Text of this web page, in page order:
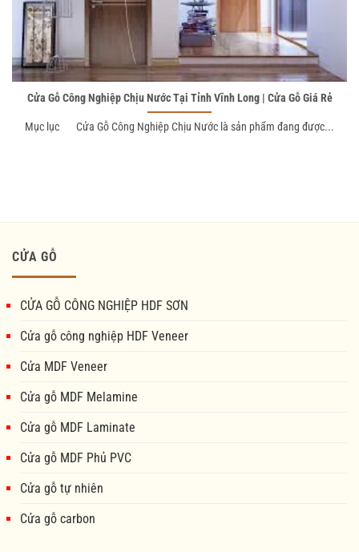
Cửa Gỗ Công Nghiệp Chịu Nước Tại Tỉnh Vĩnh Long | Cửa Gỗ Giá Rẻ
Mục lục Cửa Gỗ Công Nghiệp Chịu Nước là sản phẩm đang được...
CỬA GỖ
CỬA GỖ CÔNG NGHIỆP HDF SƠN
Cửa gỗ công nghiệp HDF Veneer
Cửa MDF Veneer
Cửa gỗ MDF Melamine
Cửa gỗ MDF Laminate
Cửa gỗ MDF Phủ PVC
Cửa gỗ tự nhiên
Cửa gỗ carbon